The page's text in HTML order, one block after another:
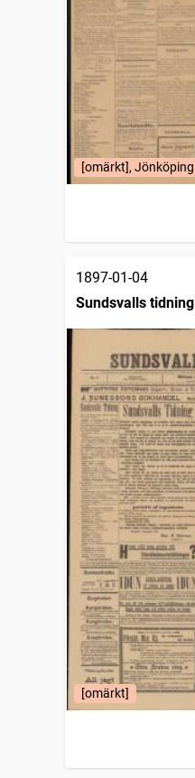
[omärkt], Jönköping
1897-01-04
Sundsvalls tidning
[omärkt]